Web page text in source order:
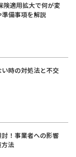
険適用拡大で何が変
備事項を解説
時の対処法と不交
！事業者への影響
方法